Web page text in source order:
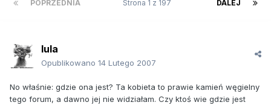
POPRZEDNIA DALEJ
Strona 1 z 197
lula
Opublikowano 14 Lutego 2007
No właśnie: gdzie ona jest? Ta kobieta to prawie kamień węgielny
tego forum, a dawno jej nie widziałam. Czy ktoś wie gdzie jest